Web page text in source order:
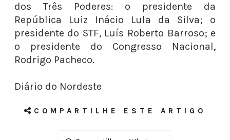
dos Três Poderes: o presidente da
República Luiz Inácio Lula da Silva; o
presidente do STF, Luís Roberto Barroso; e
o presidente do Congresso Nacional,
Rodrigo Pacheco.
Diário do Nordeste
COMPARTILHE ESTE ARTIGO